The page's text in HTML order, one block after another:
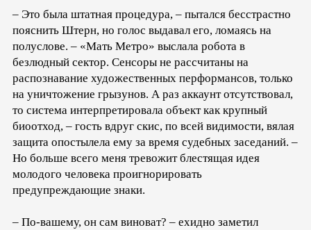
– Это была штатная процедура, – пытался бесстрастно
пояснить Штерн, но голос выдавал его, ломаясь на
полуслове. – «Мать Метро» выслала робота в
безлюдный сектор. Сенсоры не рассчитаны на
распознавание художественных перформансов, только
на уничтожение грызунов. А раз аккаунт отсутствовал,
то система интерпретировала объект как крупный
биоотход, – гость вдруг скис, по всей видимости, вялая
защита опостылела ему за время судебных заседаний. –
Но больше всего меня тревожит блестящая идея
молодого человека проигнорировать
предупреждающие знаки.
– По-вашему, он сам виноват? – ехидно заметил